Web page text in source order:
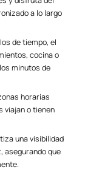
a lo largo
de tiempo, el
cocina o
minutos de
horarias
viajan o tienen
una visibilidad
asegurando que